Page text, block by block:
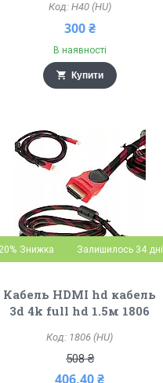
H40 (HU)
300 ₴
В наявності
Купити
Залишилось 34 дні
Кабель HDMI hd кабель
3d 4k full hd 1.5м 1806
1806 (HU)
508 ₴
406,40 ₴